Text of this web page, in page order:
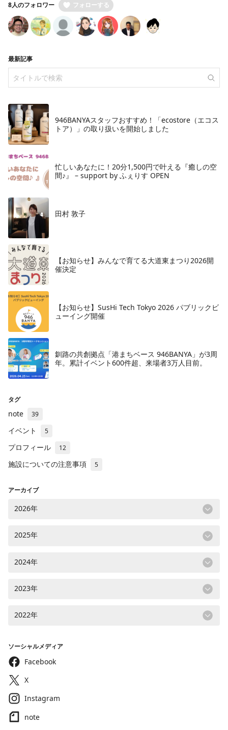
8人のフォロワー フォローする
最新記事
946BANYAスタッフおすすめ！「ecostore（エコス
トア）」の取り扱いを開始しました
忙しいあなたに！20分1,500円で叶える『癒しの空
間♪』 – support by ふぇりす OPEN
田村 敦子
【お知らせ】みんなで育てる大道東まつり2026開
催決定
【お知らせ】SusHi Tech Tokyo 2026 パブリックビ
ューイング開催
釧路の共創拠点「港まちベース 946BANYA」が3周
年。累計イベント600件超、来場者3万人目前。
タグ
note 39
イベント 5
プロフィール 12
施設についての注意事項 5
アーカイブ
2026年
2025年
2024年
2023年
2022年
ソーシャルメディア
Facebook
X
Instagram
note